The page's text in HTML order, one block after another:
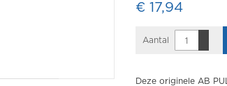
€ 17,94
Aantal
Deze originele AB